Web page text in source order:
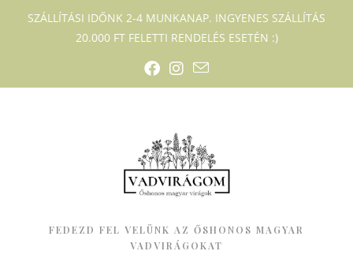
SZÁLLÍTÁSI IDŐNK 2-4 MUNKANAP. INGYENES SZÁLLÍTÁS
20.000 FT FELETTI RENDELÉS ESETÉN :)
FEDEZD FEL VELÜNK AZ ŐSHONOS MAGYAR
VADVIRÁGOKAT